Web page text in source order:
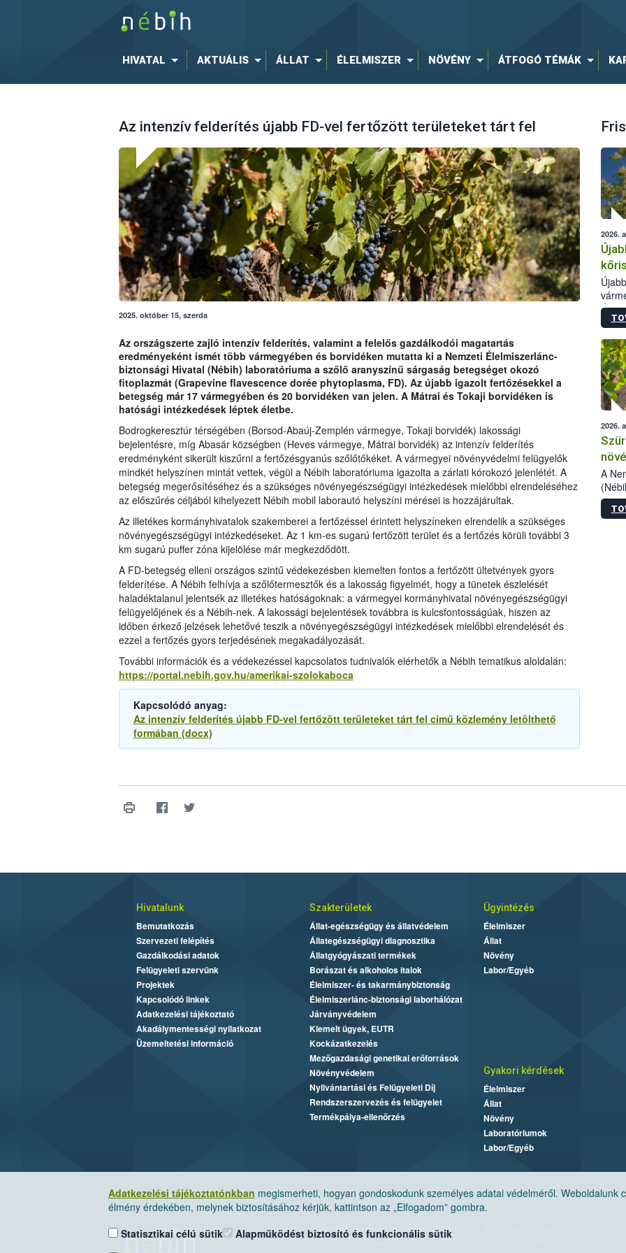
HIVATAL AKTUÁLIS ÁLLAT ÉLELMISZER NÖVÉNY ÁTFOGÓ TÉMÁK
Az intenzív felderítés újabb FD-vel fertőzött területeket tárt fel
2025. október 15, szerda
Az országszerte zajló intenzív felderítés, valamint a felelős gazdálkodói magatartás
eredményeként ismét több vármegyében és borvidéken mutatta ki a Nemzeti Élelmiszerlánc-
biztonsági Hivatal (Nébih) laboratóriuma a szőlő aranyszínű sárgaság betegséget okozó
fitoplazmát (Grapevine flavescence dorée phytoplasma, FD). Az újabb igazolt fertőzésekkel a
betegség már 17 vármegyében és 20 borvidéken van jelen. A Mátrai és Tokaji borvidéken is
hatósági intézkedések léptek életbe.
Bodrogkeresztúr térségében (Borsod-Abaúj-Zemplén vármegye, Tokaji borvidék) lakossági
bejelentésre, míg Abasár községben (Heves vármegye, Mátrai borvidék) az intenzív felderítés
eredményként sikerült kiszűrni a fertőzésgyanús szőlőtőkéket. A vármegyei növényvédelmi felügyelők
mindkét helyszínen mintát vettek, végül a Nébih laboratóriuma igazolta a zárlati kórokozó jelenlétét. A
betegség megerősítéséhez és a szükséges növényegészségügyi intézkedések mielőbbi elrendeléséhez
az előszűrés céljából kihelyezett Nébih mobil laborautó helyszíni mérései is hozzájárultak.
Az illetékes kormányhivatalok szakemberei a fertőzéssel érintett helyszíneken elrendelik a szükséges
növényegészségügyi intézkedéseket. Az 1 km-es sugarú fertőzött terület és a fertőzés körüli további 3
km sugarú puffer zóna kijelölése már megkezdődött.
A FD-betegség elleni országos szintű védekezésben kiemelten fontos a fertőzött ültetvények gyors
felderítése. A Nébih felhívja a szőlőtermesztők és a lakosság figyelmét, hogy a tünetek észlelését
haladéktalanul jelentsék az illetékes hatóságoknak: a vármegyei kormányhivatal növényegészségügyi
felügyelőjének és a Nébih-nek. A lakossági bejelentések továbbra is kulcsfontosságúak, hiszen az
időben érkező jelzések lehetővé teszik a növényegészségügyi intézkedések mielőbbi elrendelését és
ezzel a fertőzés gyors terjedésének megakadályozását.
További információk és a védekezéssel kapcsolatos tudnivalók elérhetők a Nébih tematikus aloldalán:
https://portal.nebih.gov.hu/amerikai-szolokaboca
Kapcsolódó anyag:
Az intenzív felderítés újabb FD-vel fertőzött területeket tárt fel című közlemény letölthető
formában (docx)
2026.
2026.
A
Adatkezelési tájékoztatónkban megismerheti, hogyan gondoskodunk személyes adatai védelméről. Weboldalunk
élmény érdekében, melynek biztosításához kérjük, kattintson az „Elfogadom” gombra.
Statisztikai célú sütik
Alapműködést biztosító és funkcionális sütik
Hivatalunk
Bemutatkozás
Szervezeti felépítés
Gazdálkodási adatok
Felügyeleti szervünk
Projektek
Kapcsolódó linkek
Adatkezelési tájékoztató
Akadálymentességi nyilatkozat
Üzemeltetési információ
Szakterületek
Állat-egészségügy és állatvédelem
Állategészségügyi diagnosztika
Állatgyógyászati termékek
Borászat és alkoholos italok
Élelmiszer- és takarmánybiztonság
Élelmiszerlánc-biztonsági laborhálózat
Járványvédelem
Kiemelt ügyek, EUTR
Kockázatkezelés
Mezőgazdasági genetikai erőforrások
Növényvédelem
Nyilvántartási és Felügyeleti Díj
Rendszerszervezés és felügyelet
Termékpálya-ellenőrzés
Ügyintézés
Élelmiszer
Állat
Növény
Labor/Egyéb
Gyakori kérdések
Élelmiszer
Állat
Növény
Laboratóriumok
Labor/Egyéb
Nemzeti Élelmiszerlánc-biztonsági Hivatal